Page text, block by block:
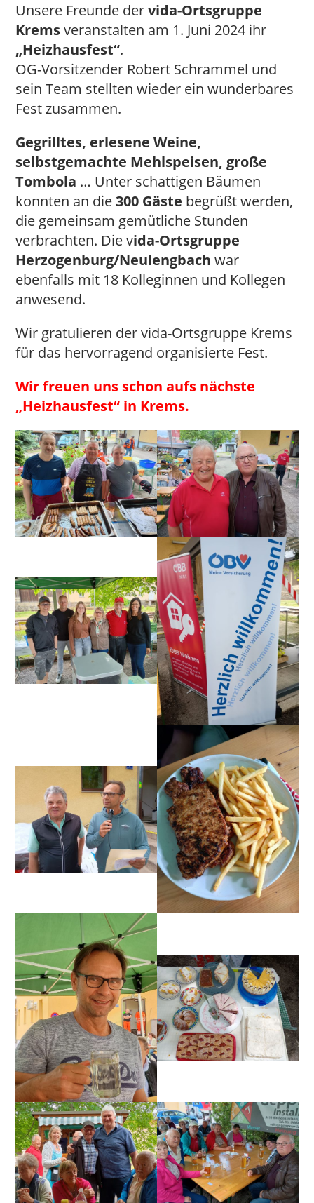
Unsere Freunde dervida-Ortsgruppe
Kremsveranstalten am 1. Juni 2024 ihr
„Heizhausfest“.
OG-Vorsitzender Robert Schrammel und
sein Team stellten wieder ein wunderbares
Fest zusammen.
Gegrilltes, erlesene Weine,
selbstgemachte Mehlspeisen, große
Tombola … Unter schattigen Bäumen
konnten an die300 Gäste begrüßt werden,
die gemeinsam gemütliche Stunden
verbrachten. Die vida-Ortsgruppe
Herzogenburg/Neulengbachwar
ebenfalls mit 18 Kolleginnen und Kollegen
anwesend.
Wir gratulieren der vida-Ortsgruppe Krems
für das hervorragend organisierte Fest.
Wir freuen uns schon aufs nächste
„Heizhausfest“ in Krems.